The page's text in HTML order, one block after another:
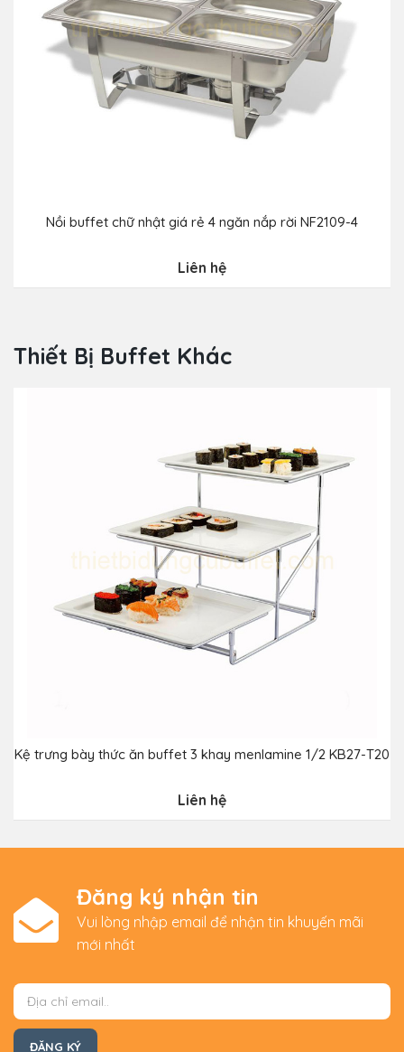
Nồi buffet chữ nhật giá rẻ 4 ngăn nắp rời NF2109-4
Liên hệ
Thiết Bị Buffet Khác
Kệ trưng bày thức ăn buffet 3 khay menlamine 1/2 KB27-T20
Liên hệ
Đăng ký nhận tin
Vui lòng nhập email để nhận tin khuyến mãi
mới nhất